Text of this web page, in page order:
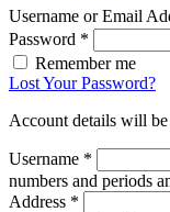
Username or Email
Password *
Remember me
Lost Your Password?
Account details will
Username *
numbers and periods
Address *